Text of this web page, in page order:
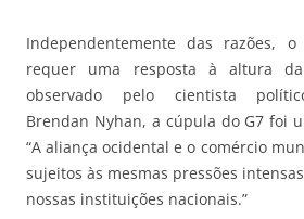
Independentemente das razões,
requer uma resposta à altura
observado pelo cientista
Brendan Nyhan, a cúpula do G7 foi
“A aliança ocidental e o comércio
sujeitos às mesmas pressões
nossas instituições nacionais.”